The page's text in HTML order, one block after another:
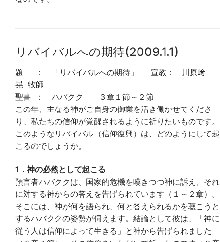
リバイバルへの期待(2009.1.1)
題 ： 「リバイバルへの期待」 宣教： 川原﨑
晃 牧師
聖書 ： ハバクク ３章１節～２節
この年、主なる神がご自身の御業を活き働かせてくださ
り、私たちの信仰が覚醒されるように祈りたいものです。
このようなリバイバル（信仰復興）は、どのようにして起
こるのでしょうか。
1．神の必然として起こる
預言者ハバククは、国家的危機を嘆きつつ神に訴え、それ
に対する神からの答えを告げられています（１～２章）。
そこには、神が何を語られ、何と答えられるかを聴こうと
するハバククの姿勢が伺えます。結論として彼は、「神に
従う人は信仰によって生きる」と神から告げられました